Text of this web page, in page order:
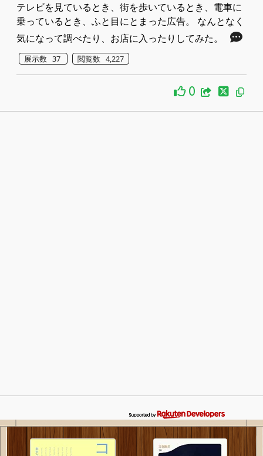
テレビを見ているとき、街を歩いているとき、電車に
乗っているとき、ふと目にとまった広告。 なんとなく
気になって調べたり、お店に入ったりしてみた。
展示数 37 閲覧数 4,227
0